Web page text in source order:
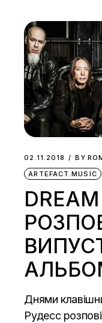
02.11.2018 BY
ARTEFACT.MUSIC
Днями
Рудесс